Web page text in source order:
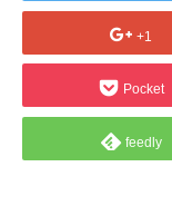
+1
Pocket
feedly